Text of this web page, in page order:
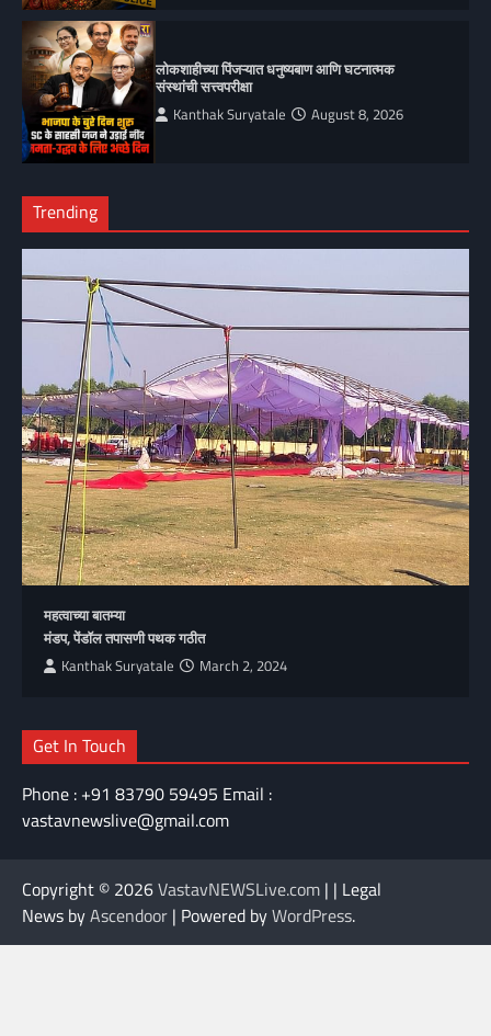
लोकशाहीच्या पिंजऱ्यात धनुष्यबाण आणि घटनात्मक
संस्थांची सत्त्वपरीक्षा
Kanthak Suryatale August 8, 2026
Trending
महत्वाच्या बातम्या
मंडप, पेंडॉल तपासणी पथक गठीत
Kanthak Suryatale March 2, 2024
Get In Touch
Phone : +91 83790 59495 Email :
vastavnewslive@gmail.com
Copyright © 2026VastavNEWSLive.com | | Legal
News byAscendoor | Powered byWordPress.